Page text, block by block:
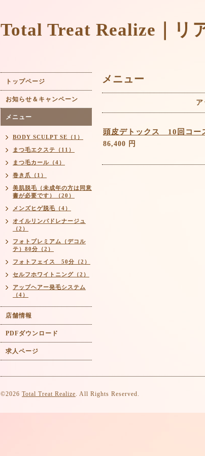
Total Treat Realize｜リ
メニュー
頭皮デトックス 10回コー
86,400 円
トップページ
お知らせ＆キャンペーン
メニュー
BODY SCULPT SE（1）
まつ毛エクステ（11）
まつ毛カール（4）
巻き爪（1）
美肌脱毛（未成年の方は同意
書が必要です）（20）
メンズヒゲ脱毛（4）
オイルリンパドレナージュ
（2）
フォトプレミアム（デコル
テ）80分（2）
フォトフェイス 50分（2）
セルフホワイトニング（2）
アップヘアー発毛システム
（4）
店舗情報
PDFダウンロード
求人ページ
©2026 Total Treat Realize. All Rights Reserved.